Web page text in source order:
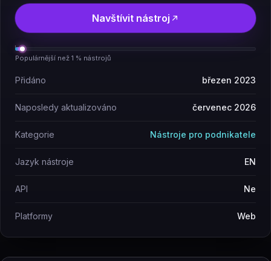
Navštívit nástroj
Populárnější než 1 % nástrojů
Přidáno březen 2023
Naposledy aktualizováno červenec 2026
Kategorie Nástroje pro podnikatele
Jazyk nástroje EN
API Ne
Platformy Web